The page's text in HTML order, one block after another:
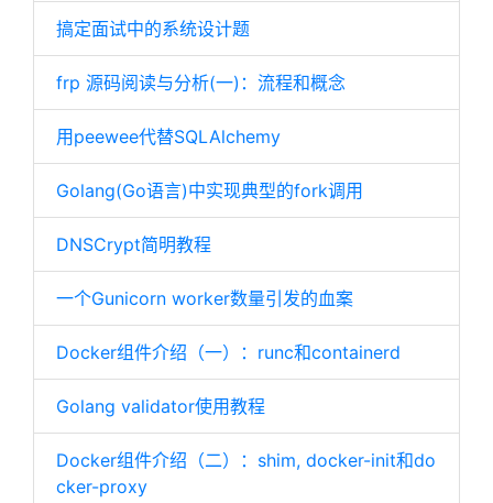
搞定面试中的系统设计题
frp 源码阅读与分析(一)：流程和概念
用peewee代替SQLAlchemy
Golang(Go语言)中实现典型的fork调用
DNSCrypt简明教程
一个Gunicorn worker数量引发的血案
Docker组件介绍（一）：runc和containerd
Golang validator使用教程
Docker组件介绍（二）：shim, docker-init和do
cker-proxy